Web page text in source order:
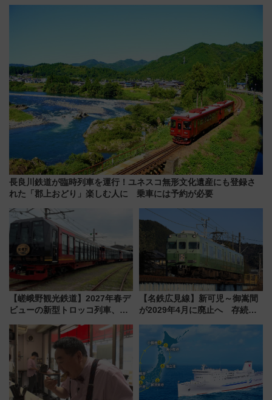
長良川鉄道が臨時列車を運行！ユネスコ無形文化遺産にも登録さ
れた「郡上おどり」楽しむ人に 乗車には予約が必要
【嵯峨野観光鉄道】2027年春デ
ビューの新型トロッコ列車、い
は2026年で引退
【名鉄広見線】新可児～御嵩間
が2029年4月に廃止へ 存続協